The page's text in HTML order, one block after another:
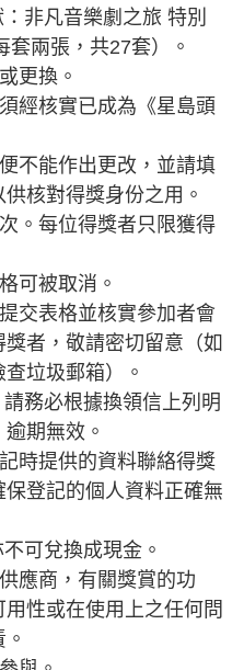
非凡音樂劇之旅 特別
兩張，共27套）。
更換。
經核實已成為《星島頭
不能作出更改，並請填
核對得獎身份之用。
。每位得獎者只限獲得
可被取消。
交表格並核實參加者會
者，敬請密切留意（如
垃圾郵箱）。
務必根據換領信上列明
期無效。
時提供的資料聯絡得獎
登記的個人資料正確無
可兌換成現金。
應商，有關獎賞的功
性或在使用上之任何問